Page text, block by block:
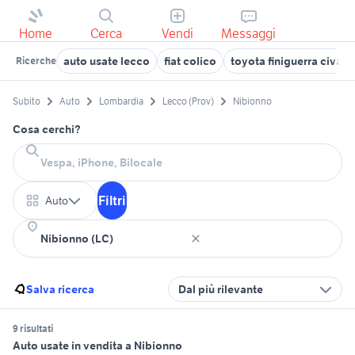
Home Cerca Vendi Messaggi
Ricerche auto usate lecco fiat colico toyota finiguerra civate
Subito Auto Lombardia Lecco (Prov) Nibionno
Cosa cerchi?
Auto Filtri
Salva ricerca Dal più rilevante
9 risultati
Auto usate in vendita a Nibionno